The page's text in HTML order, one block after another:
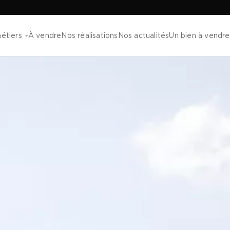
À vendre Nos réalisations Nos actualitésUn bien à